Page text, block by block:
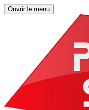
Ouvrir le menu